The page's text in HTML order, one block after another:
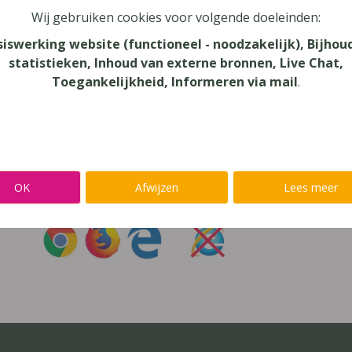
vergeten?
niet inloggen met een@lees.op-account
meteen naarAlinea,IntoWords,K3000,SprintPlus,
Wij gebruiken cookies voor volgende doeleinden:
website (functioneel - noodzakelijk),
statistieken, Inhoud van externe bronnen, Live Chat,
Toegankelijkheid, Informeren via mail.
OK Afwijzen Lees meer